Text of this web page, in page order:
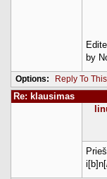
by
Options: Reply To
Re: klausimas